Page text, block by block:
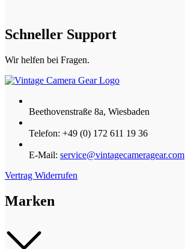
Schneller Support
Wir helfen bei Fragen.
Beethovenstraße 8a, Wiesbaden
Telefon: +49 (0) 172 611 19 36
E-Mail: service@vintagecameragear.com
Vertrag Widerrufen
Marken